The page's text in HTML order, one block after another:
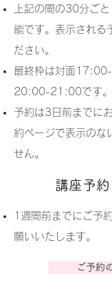
上記の間の30分ご
能です。表示される
ださい。
最終枠は対面
20:00-21:00です。
予約は3日前までに
約ページで表示のな
せん。
講座予
​1週間前までにご予
願いいたします。
ご予約